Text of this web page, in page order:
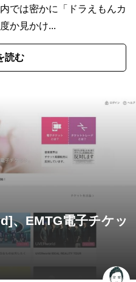
では密かに「ドラえもんカ
か見かけ...
読む
、EMTG電子チケッ